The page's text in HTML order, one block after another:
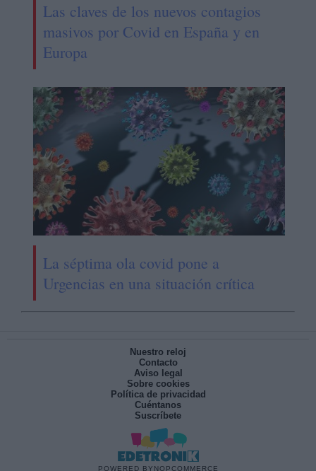
Las claves de los nuevos contagios
masivos por Covid en España y en
Europa
La séptima ola covid pone a
Urgencias en una situación crítica
Nuestro reloj
Contacto
Aviso legal
Sobre cookies
Política de privacidad
Cuéntanos
Suscríbete
POWERED BY NOPCOMMERCE